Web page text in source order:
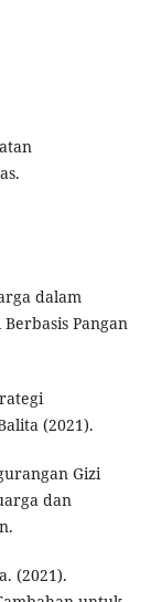
dalam
Pangan
(2021).
Gizi
dan
(2021).